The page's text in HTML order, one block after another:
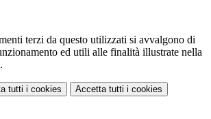
terzi da questo utilizzati si avvalgono di
ed utili alle finalità illustrate nella
.
tutti i cookies Accetta tutti i cookies